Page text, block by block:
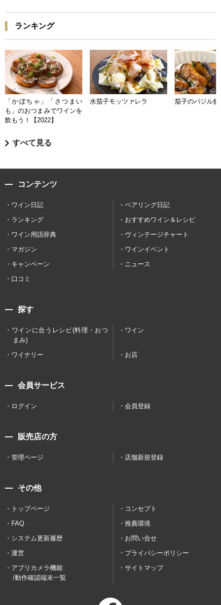
ランキング
「かぼちゃ」「さつまい
も」のおつまみでワインを
飲もう！【2022】
水茄子モッツァレラ 茄子のバジル炒
すべて見る
コンテンツ
ワイン日記
ペアリング日記
ランキング
おすすめワイン＆レシピ
ワイン用語辞典
ヴィンテージチャート
マガジン
ワインイベント
キャンペーン
ニュース
口コミ
探す
ワインに合うレシピ(料理・おつ
まみ)
ワイン
ワイナリー お店
会員サービス
ログイン 会員登録
販売店の方
管理ページ 店舗新規登録
その他
トップページ
コンセプト
FAQ
推薦環境
システム更新履歴
お問い合せ
運営
プライバシーポリシー
アプリカメラ機能
/動作確認端末一覧
サイトマップ